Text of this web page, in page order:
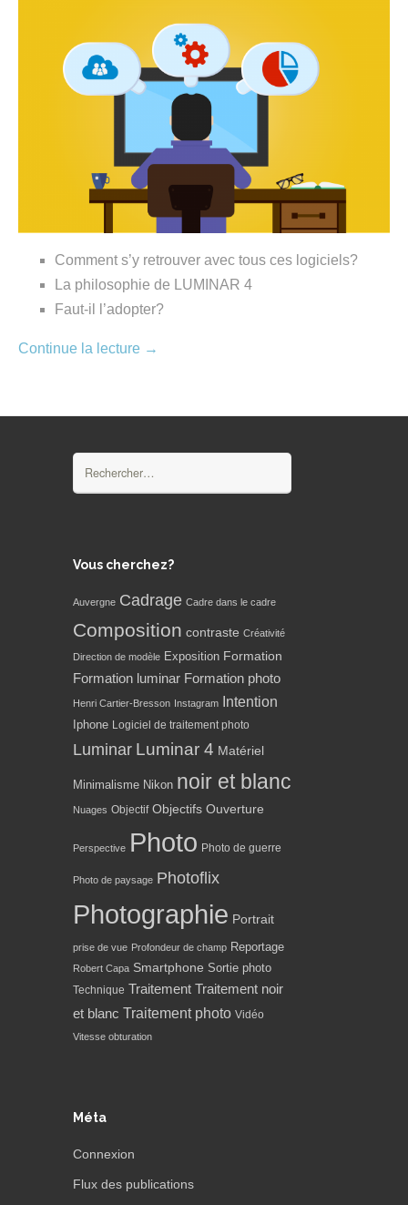
Comment s’y retrouver avec tous ces logiciels?
La philosophie de LUMINAR 4
Faut-il l’adopter?
Continue la lecture →
Vous cherchez?
Auvergne Cadrage Cadre dans le cadre
Composition contraste Créativité
Direction de modèle Exposition Formation
Formation luminar Formation photo
Henri Cartier-Bresson Instagram Intention
Iphone Logiciel de traitement photo
Luminar Luminar 4 Matériel
Minimalisme Nikon noir et blanc
Nuages Objectif Objectifs Ouverture
Perspective Photo Photo de guerre
Photo de paysage Photoflix
Photographie Portrait
prise de vue Profondeur de champ Reportage
Robert Capa Smartphone Sortie photo
Technique Traitement Traitement noir
et blanc Traitement photo Vidéo
Vitesse obturation
Méta
Connexion
Flux des publications